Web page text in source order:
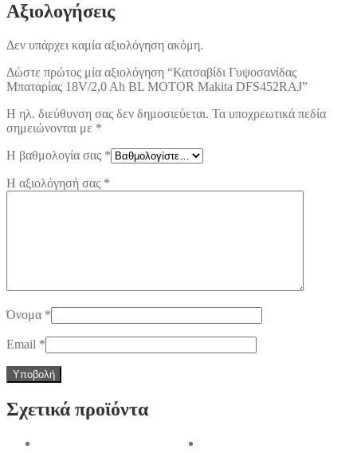
Αξιολογήσεις
Δεν υπάρχει καμία αξιολόγηση ακόμη.
Δώστε πρώτος μία αξιολόγηση “Κατσαβίδι Γυψοσανίδας
Μπαταρίας 18V/2,0 Ah BL MOTOR Makita DFS452RAJ”
Η ηλ. διεύθυνση σας δεν δημοσιεύεται. Τα υποχρεωτικά πεδία
σημειώνονται με *
Η βαθμολογία σας *
Η αξιολόγησή σας *
Όνομα *
Email *
Σχετικά προϊόντα